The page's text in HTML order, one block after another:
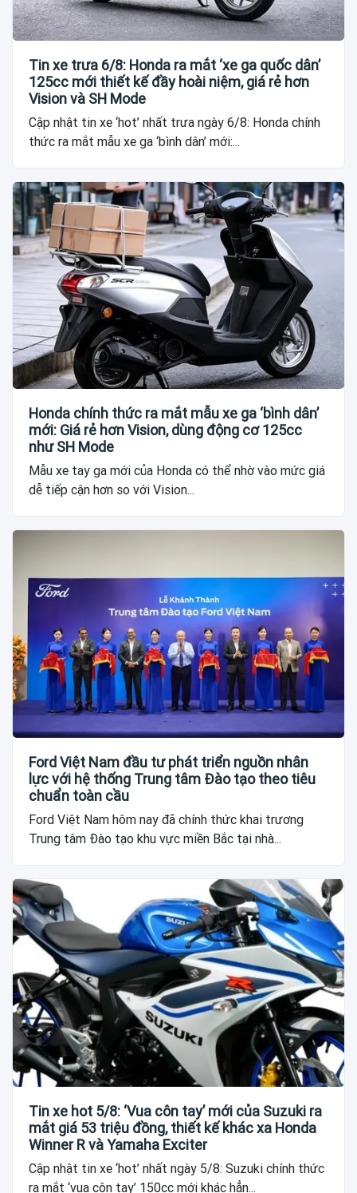
Tin xe trưa 6/8: Honda ra mắt ‘xe ga quốc dân’
125cc mới thiết kế đầy hoài niệm, giá rẻ hơn
Vision và SH Mode
Cập nhật tin xe ‘hot’ nhất trưa ngày 6/8: Honda chính
thức ra mắt mẫu xe ga ‘bình dân’ mới:...
Honda chính thức ra mắt mẫu xe ga ‘bình dân’
mới: Giá rẻ hơn Vision, dùng động cơ 125cc
như SH Mode
Mẫu xe tay ga mới của Honda có thể nhờ vào mức giá
dễ tiếp cận hơn so với Vision...
Ford Việt Nam đầu tư phát triển nguồn nhân
lực với hệ thống Trung tâm Đào tạo theo tiêu
chuẩn toàn cầu
Ford Việt Nam hôm nay đã chính thức khai trương
Trung tâm Đào tạo khu vực miền Bắc tại nhà...
Tin xe hot 5/8: ‘Vua côn tay’ mới của Suzuki ra
mắt giá 53 triệu đồng, thiết kế khác xa Honda
Winner R và Yamaha Exciter
Cập nhật tin xe ‘hot’ nhất ngày 5/8: Suzuki chính thức
ra mắt ‘vua côn tay’ 150cc mới khác hẳn...